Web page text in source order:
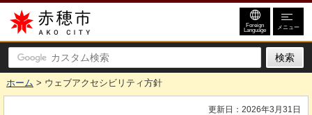
赤穂市
Foreign
Language メニュー
ホーム > ウェブアクセシビリティ方針
更新日：2026年3月31日